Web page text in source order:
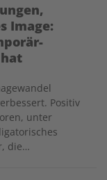
Image:
Positiv
unter
die…